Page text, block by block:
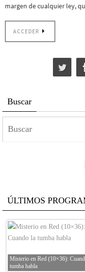
margen de cualquier ley,
ACCEDER
Buscar
ÚLTIMOS
Misterio en Red (10×36):
tumba habla